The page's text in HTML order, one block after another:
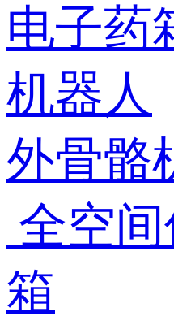
电子药
机器人
外骨骼
全空
箱